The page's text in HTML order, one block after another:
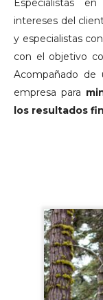
Especialistas en
intereses del
y especialistas
con el objetivo
Acompañado
empresa para
los resultados